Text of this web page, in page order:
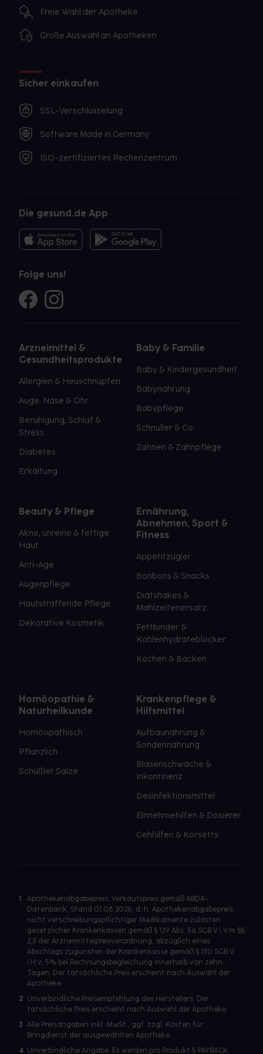
Freie Wahl der Apotheke
Große Auswahl an Apotheken
Sicher einkaufen
SSL-Verschlüsselung
Software Made in Germany
ISO-zertifiziertes Rechenzentrum
Die gesund.de App
Folge uns!
Arzneimittel &
Gesundheitsprodukte
Allergien & Heuschnupfen
Auge, Nase & Ohr
Beruhigung, Schlaf &
Stress
Diabetes
Erkältung
Baby & Familie
Baby & Kindergesundheit
Babynahrung
Babypflege
Schnuller & Co.
Zahnen & Zahnpflege
Beauty & Pflege
Akne, unreine & fettige
Haut
Anti-Age
Augenpflege
Hautstraffende Pflege
Dekorative Kosmetik
Ernährung,
Abnehmen, Sport &
Fitness
Appetitzügler
Bonbons & Snacks
Diätshakes &
Mahlzeitenersatz
Fettbinder &
Kohlenhydrateblocker
Kochen & Backen
Homöopathie &
Naturheilkunde
Homöopathisch
Pflanzlich
Schüßler Salze
Krankenpflege &
Hilfsmittel
Aufbaunahrung &
Sondennahrung
Blasenschwäche &
Inkontinenz
Desinfektionsmittel
Einnehmehilfen & Dosierer
Gehhilfen & Korsetts
1
Apothekenabgabepreis: Verkaufspreis gemäß ABDA-
Datenbank, Stand 01.08.2026, d. h. Apothekenabgabepreis
nicht verschreibungspflichtiger Medikamente zulasten
gesetzlicher Krankenkassen gemäß § 129 Abs. 5a SGB V i.V.m §§
2,3 der Arzneimittelpreisverordnung, abzüglich eines
Abschlags zugunsten der Krankenkasse gemäß § 130 SGB V
i.H.v. 5% bei Rechnungsbegleichung innerhalb von zehn
Tagen. Der tatsächliche Preis erscheint nach Auswahl der
Apotheke.
2 Unverbindliche Preisempfehlung des Herstellers. Der
tatsächliche Preis erscheint nach Auswahl der Apotheke.
3 Alle Preisangaben inkl. MwSt., ggf. zzgl. Kosten für
Bringdienst der ausgewählten Apotheke.
4 Unverbindliche Angabe. Es werden pro Produkt 5 PAYBACK